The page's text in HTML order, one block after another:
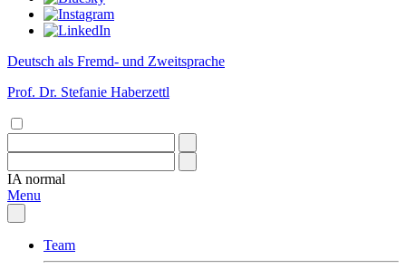
Deutsch als Fremd- und Zweitsprache
Prof. Dr. Stefanie Haberzettl
IA normal
Menu
Team